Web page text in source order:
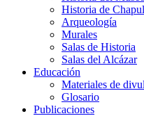
Historia de
Arqueología
Murales
Salas de Historia
Salas del Alcázar
Educación
Materiales de
Glosario
Publicaciones